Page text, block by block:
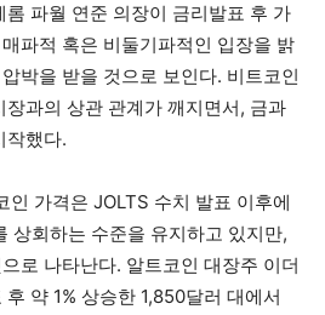
파월 연준 의장이 금리발표 후 가
파적 혹은 비둘기파적인 입장을 밝
박을 받을 것으로 보인다. 비트코인
과의 상관 관계가 깨지면서, 금과
작했다.
인 가격은 JOLTS 수치 발표 이후에
상회하는 수준을 유지하고 있지만,
로 나타난다. 알트코인 대장주 이더
약 1% 상승한 1,850달러 대에서